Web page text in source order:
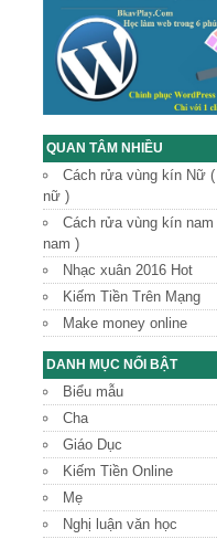
QUAN TÂM NHIỀU
Cách rửa vùng kín Nữ
nữ )
Cách rửa vùng kín
nam )
Nhạc xuân 2016 Hot
Kiếm Tiền Trên Mạng
Make money online
DANH MỤC NỔI BẬT
Biểu mẫu
Cha
Giáo Dục
Kiếm Tiền Online
Mẹ
Nghị luận văn học